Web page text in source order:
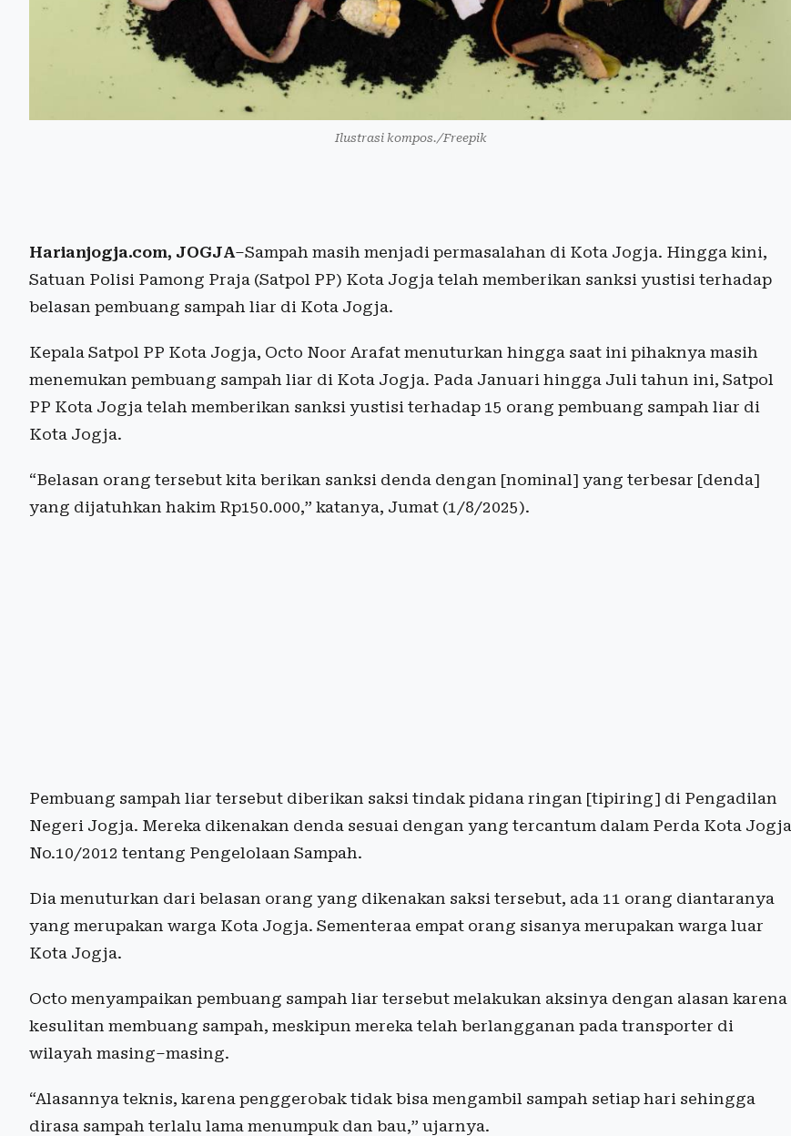
Ilustrasi kompos./Freepik
Harianjogja.com, JOGJA–Sampah masih menjadi permasalahan di Kota Jogja. Hingga kini,
Satuan Polisi Pamong Praja (Satpol PP) Kota Jogja telah memberikan sanksi yustisi terhadap
belasan pembuang sampah liar di Kota Jogja.
Kepala Satpol PP Kota Jogja, Octo Noor Arafat menuturkan hingga saat ini pihaknya masih
menemukan pembuang sampah liar di Kota Jogja. Pada Januari hingga Juli tahun ini, Satpol
PP Kota Jogja telah memberikan sanksi yustisi terhadap 15 orang pembuang sampah liar di
Kota Jogja.
“Belasan orang tersebut kita berikan sanksi denda dengan [nominal] yang terbesar [denda]
yang dijatuhkan hakim Rp150.000,” katanya, Jumat (1/8/2025).
Pembuang sampah liar tersebut diberikan saksi tindak pidana ringan [tipiring] di Pengadilan
Negeri Jogja. Mereka dikenakan denda sesuai dengan yang tercantum dalam Perda Kota Jogja
No.10/2012 tentang Pengelolaan Sampah.
Dia menuturkan dari belasan orang yang dikenakan saksi tersebut, ada 11 orang diantaranya
yang merupakan warga Kota Jogja. Sementeraa empat orang sisanya merupakan warga luar
Kota Jogja.
Octo menyampaikan pembuang sampah liar tersebut melakukan aksinya dengan alasan karena
kesulitan membuang sampah, meskipun mereka telah berlangganan pada transporter di
wilayah masing–masing.
“Alasannya teknis, karena penggerobak tidak bisa mengambil sampah setiap hari sehingga
dirasa sampah terlalu lama menumpuk dan bau,” ujarnya.